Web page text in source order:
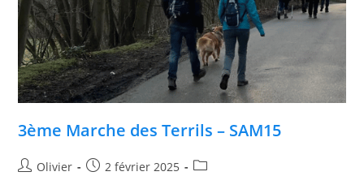
3ème Marche des Terrils – SAM15
Olivier 2 février 2025